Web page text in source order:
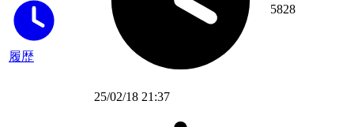
履歴
25/02/18 21:37
5828